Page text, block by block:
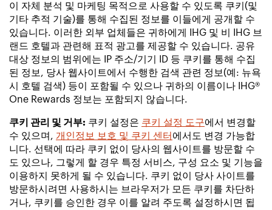
이 자체 분석 및 마케팅 목적으로 사용할 수 있도록 쿠키(및
기타 추적 기술)를 통해 수집된 정보를 이들에게 공개할 수
있습니다. 이러한 외부 업체들은 귀하에게 IHG 및 비 IHG 브
랜드 호텔과 관련해 표적 광고를 제공할 수 있습니다. 공유
대상 정보의 범위에는 IP 주소/기기 ID 등 쿠키를 통해 수집
된 정보, 당사 웹사이트에서 수행한 검색 관련 정보(예: 뉴욕
시 호텔 검색) 등이 포함될 수 있으나 귀하의 이름이나 IHG®
One Rewards 정보는 포함되지 않습니다.
쿠키 관리 및 거부: 쿠키 설정은 쿠키 설정 도구에서 변경할
수 있으며, 개인정보 보호 및 쿠키 센터 에서도 변경 가능합
니다. 선택에 따라 쿠키 없이 당사의 웹사이트를 방문할 수
도 있으나, 그렇게 할 경우 특정 서비스, 구성 요소 및 기능을
이용하지 못하게 될 수 있습니다. 쿠키 없이 당사 사이트를
방문하시려면 사용하시는 브라우저가 모든 쿠키를 차단하
거나, 쿠키를 승인한 경우 이를 알려 주도록 설정하시면 됩